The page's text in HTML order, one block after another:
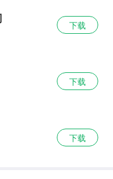
下载
下载
下载